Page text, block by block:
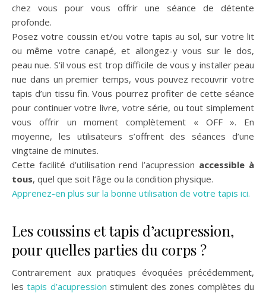
chez vous pour vous offrir une séance de détente
profonde.
Posez votre coussin et/ou votre tapis au sol, sur votre lit
ou même votre canapé, et allongez-y vous sur le dos,
peau nue. S’il vous est trop difficile de vous y installer peau
nue dans un premier temps, vous pouvez recouvrir votre
tapis d’un tissu fin. Vous pourrez profiter de cette séance
pour continuer votre livre, votre série, ou tout simplement
vous offrir un moment complètement « OFF ». En
moyenne, les utilisateurs s’offrent des séances d’une
vingtaine de minutes.
Cette facilité d’utilisation rend l’acupression accessible à
tous, quel que soit l’âge ou la condition physique.
Apprenez-en plus sur la bonne utilisation de votre tapis ici.
Les coussins et tapis d’acupression,
pour quelles parties du corps ?
Contrairement aux pratiques évoquées précédemment,
lestapis d’acupression stimulent des zones complètes du